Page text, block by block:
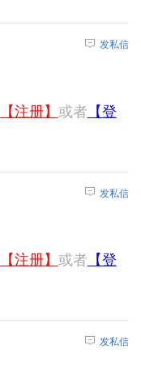
发私信
【注册】 或者 【登
发私信
【注册】 或者 【登
发私信